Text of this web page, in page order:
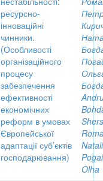
ресурсно-
інноваційні
чинники.
(Особливості
організаційного
процесу
забезпечення
ефективності
економічних
реформ в умовах
Європейської
адаптації суб’єктів
господарювання)
Olha